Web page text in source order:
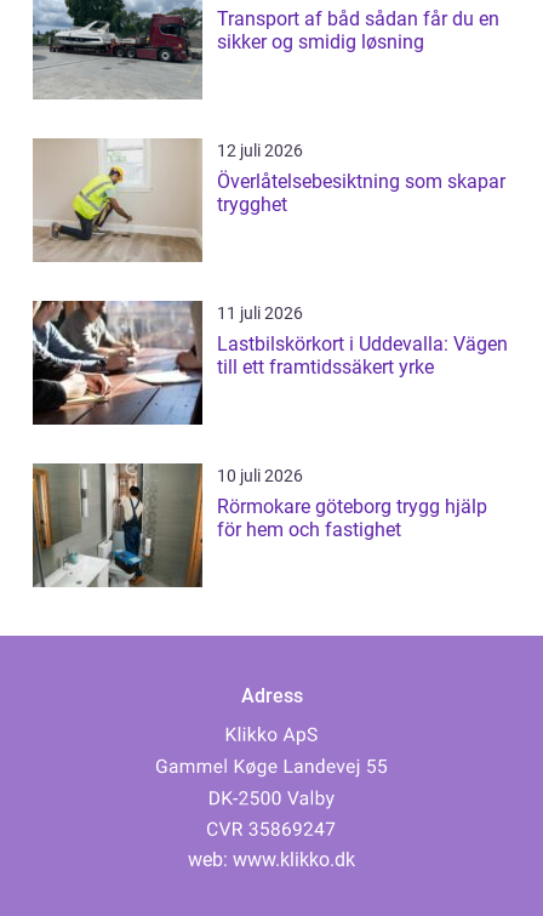
Transport af båd sådan får du en
sikker og smidig løsning
12 juli 2026
Överlåtelsebesiktning som skapar
trygghet
11 juli 2026
Lastbilskörkort i Uddevalla: Vägen
till ett framtidssäkert yrke
10 juli 2026
Rörmokare göteborg trygg hjälp
för hem och fastighet
Adress
web: www.klikko.dk